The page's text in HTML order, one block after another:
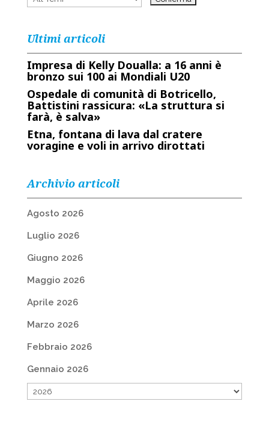
Ultimi articoli
Impresa di Kelly Doualla: a 16 anni è
bronzo sui 100 ai Mondiali U20
Ospedale di comunità di Botricello,
Battistini rassicura: «La struttura si
farà, è salva»
Etna, fontana di lava dal cratere
voragine e voli in arrivo dirottati
Archivio articoli
Agosto 2026
Luglio 2026
Giugno 2026
Maggio 2026
Aprile 2026
Marzo 2026
Febbraio 2026
Gennaio 2026